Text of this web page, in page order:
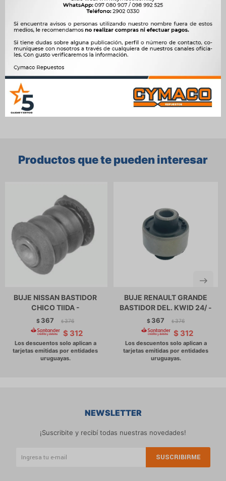
ZD30 DIESEL, 3.2 D QD32 DIESEL
OEM 54542-2S610, 8247
 
Ver mas productos de la marca Sin Marca
Productos que te pueden interesar
BUJE NISSAN BASTIDOR
CHICO TIIDA -
$ 367 $ 376
$ 312
BUJE RENAULT GRANDE
BASTIDOR DEL. KWID 24/ -
$ 367 $ 376
$ 312
NEWSLETTER
¡Suscribite y recibí todas nuestras novedades!
SUSCRIBIRME